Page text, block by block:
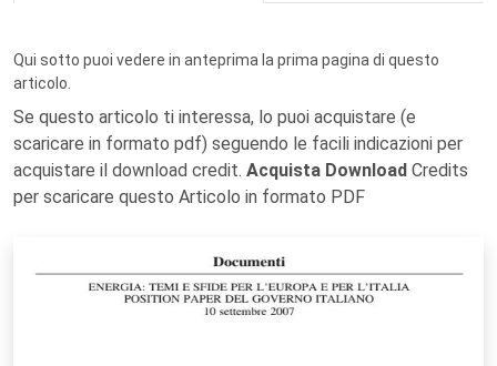
Qui sotto puoi vedere in anteprima la prima pagina di questo
articolo.
Se questo articolo ti interessa, lo puoi acquistare (e
scaricare in formato pdf) seguendo le facili indicazioni per
acquistare il download credit. Acquista Download Credits
per scaricare questo Articolo in formato PDF